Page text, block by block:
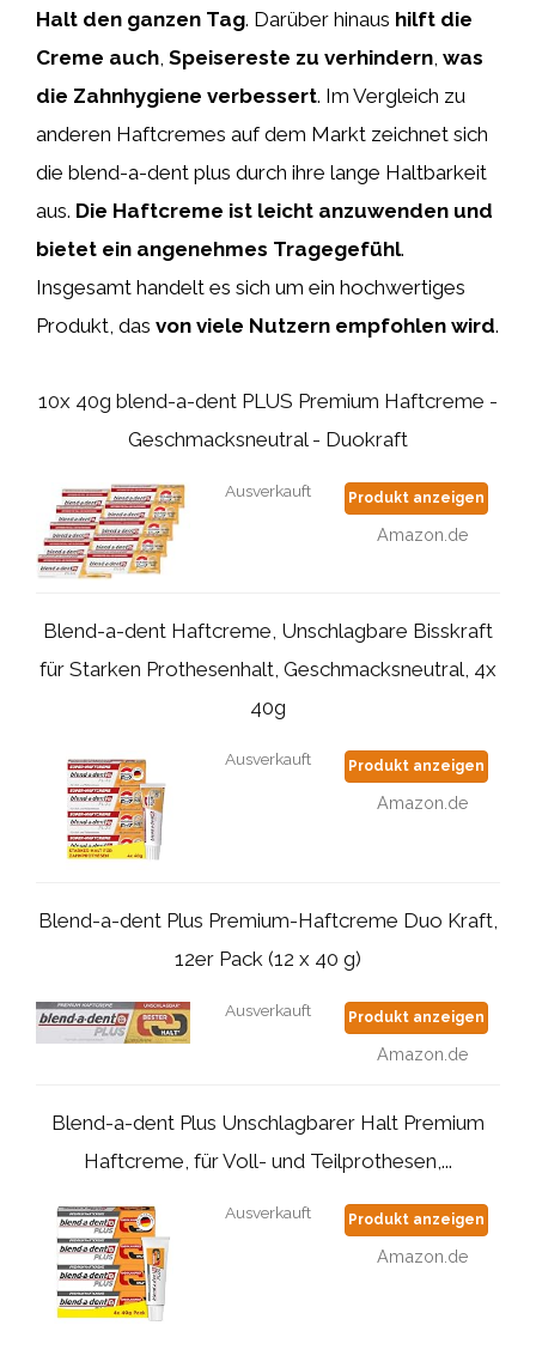
Halt den ganzen Tag. Darüber hinaus hilft die
Creme auch, Speisereste zu verhindern, was
die Zahnhygiene verbessert. Im Vergleich zu
anderen Haftcremes auf dem Markt zeichnet sich
die blend-a-dent plus durch ihre lange Haltbarkeit
aus. Die Haftcreme ist leicht anzuwenden und
bietet ein angenehmes Tragegefühl.
Insgesamt handelt es sich um ein hochwertiges
Produkt, das von viele Nutzern empfohlen wird.
10x 40g blend-a-dent PLUS Premium Haftcreme -
Geschmacksneutral - Duokraft
Ausverkauft Produkt anzeigen
Amazon.de
Blend-a-dent Haftcreme, Unschlagbare Bisskraft
für Starken Prothesenhalt, Geschmacksneutral, 4x
40g
Ausverkauft Produkt anzeigen
Amazon.de
Blend-a-dent Plus Premium-Haftcreme Duo Kraft,
12er Pack (12 x 40 g)
Ausverkauft Produkt anzeigen
Amazon.de
Blend-a-dent Plus Unschlagbarer Halt Premium
Haftcreme, für Voll- und Teilprothesen,...
Ausverkauft Produkt anzeigen
Amazon.de